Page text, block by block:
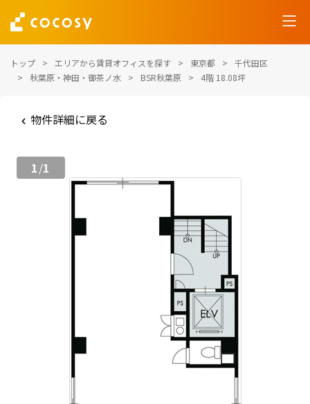
トップ エリアから賃貸オフィスを探す 東京都
千代田区
秋葉原・神田・御茶ノ水
BSR秋葉原 4階 18.08坪
物件詳細に戻る
1/1